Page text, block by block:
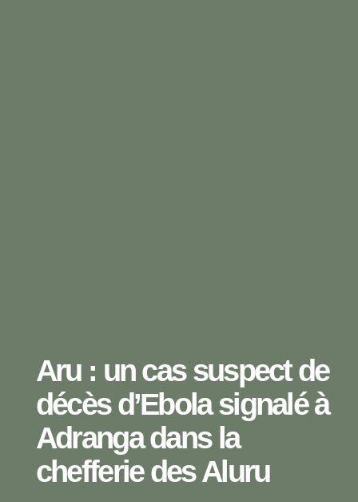
Aru : un cas suspect de
décès d’Ebola signalé à
Adranga dans la
chefferie des Aluru